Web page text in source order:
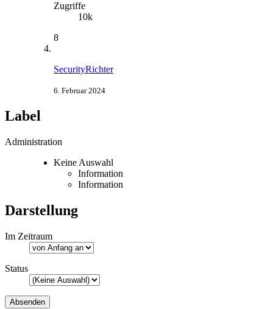
Zugriffe
10k
8
SecurityRichter
6. Februar 2024
Label
Administration
Keine Auswahl
Information
Information
Darstellung
Im Zeitraum
Status